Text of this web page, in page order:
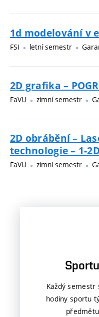
1d modelování v
FSI letní semestr
2D grafika –
FaVU zimní semestr
2D obrábění –
technologie – 1-
FaVU zimní semestr
Každý semestr
hodiny sportu